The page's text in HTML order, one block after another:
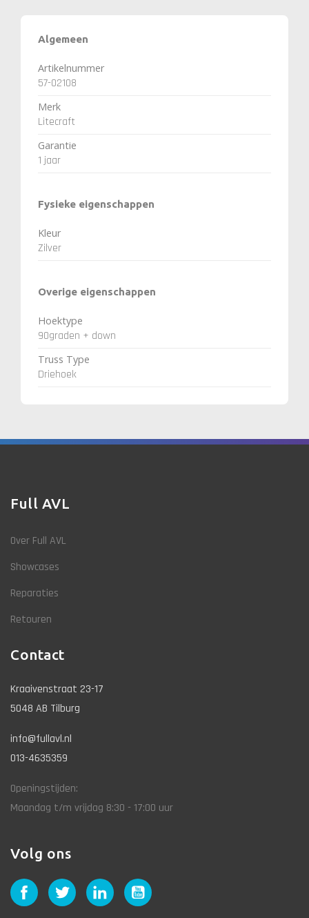
Algemeen
Artikelnummer
57-02108
Merk
Litecraft
Garantie
1 jaar
Fysieke eigenschappen
Kleur
Zilver
Overige eigenschappen
Hoektype
90graden + down
Truss Type
Driehoek
Full AVL
Over Full AVL
Showcases
Reparaties
Retouren
Contact
Kraaivenstraat 23-17
5048 AB Tilburg
info@fullavl.nl
013-4635359
Openingstijden:
Maandag t/m vrijdag 8:30 - 17:00 uur
Volg ons